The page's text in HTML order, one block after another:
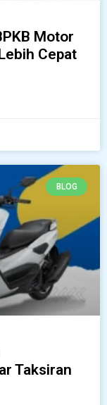
Motor
Cepat
BLOG
Taksiran